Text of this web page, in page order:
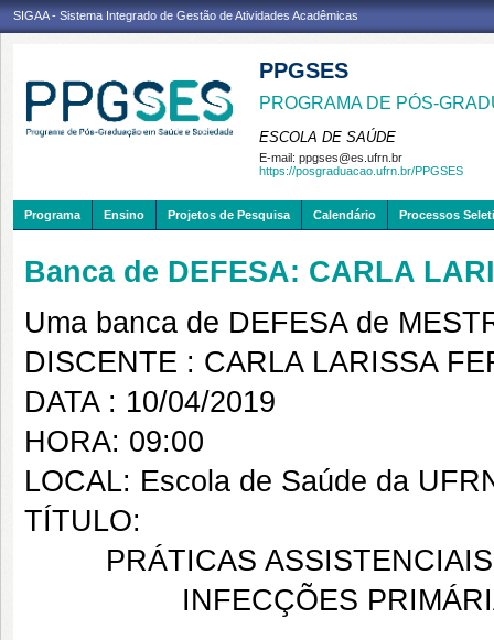
SIGAA - Sistema Integrado de Gestão de Atividades Acadêmicas
PPGSES
PROGRAMA DE PÓS-
ESCOLA DE SAÚDE
E-mail: ppgses@es.ufrn.br
https://posgraduacao.ufrn.br/PPGSES
Programa Ensino Projetos de Pesquisa Calendário Processos
Banca de DEFESA: CARLA
Uma banca de DEFESA de
DISCENTE : CARLA LARISSA
DATA : 10/04/2019
HORA: 09:00
LOCAL: Escola de Saúde da
TÍTULO:
PRÁTICAS
INFECÇÕES